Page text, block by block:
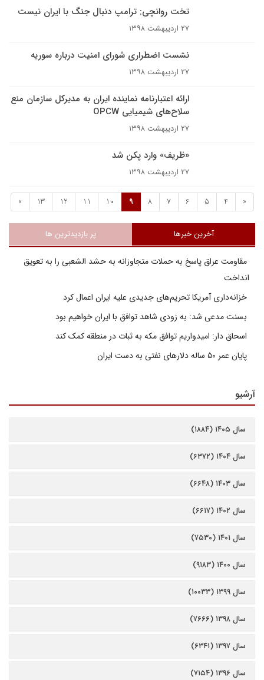
تخت روانچی: ترامپ دنبال جنگ با ایران نیست
۲۷ اردیبهشت ۱۳۹۸
نشست اضطراری شورای امنیت درباره سوریه
۲۷ اردیبهشت ۱۳۹۸
ارائه اعتبارنامه نماینده ایران به مدیرکل سازمان منع
سلاح‌های شیمیایی OPCW
۲۷ اردیبهشت ۱۳۹۸
«ظریف» وارد پکن شد
۲۷ اردیبهشت ۱۳۹۸
«
4
5
6
7
8
9
10
11
12
13
»
آخرین خبرها پر بازدیدترین ها
مقاومت عراق پاسخ به حملات متجاوزانه به حشد الشعبی را به تعویق
انداخت
خزانه‌داری آمریکا تحریم‌های جدیدی علیه ایران اعمال کرد
بسنت مدعی شد: به زودی شاهد توافق با ایران خواهیم بود
اسحاق دار: امیدواریم توافق مکه به ثبات در منطقه کمک کند
پایان عمر ۵۰ ساله دلارهای نفتی به دست ایران
آرشیو
سال ۱۴۰۵ (۱۸۸۴)
سال ۱۴۰۴ (۶۳۷۲)
سال ۱۴۰۳ (۶۶۴۸)
سال ۱۴۰۲ (۶۶۱۷)
سال ۱۴۰۱ (۷۵۳۰)
سال ۱۴۰۰ (۹۱۸۳)
سال ۱۳۹۹ (۱۰۰۳۳)
سال ۱۳۹۸ (۷۶۶۶)
سال ۱۳۹۷ (۶۳۴۱)
سال ۱۳۹۶ (۷۱۵۴)